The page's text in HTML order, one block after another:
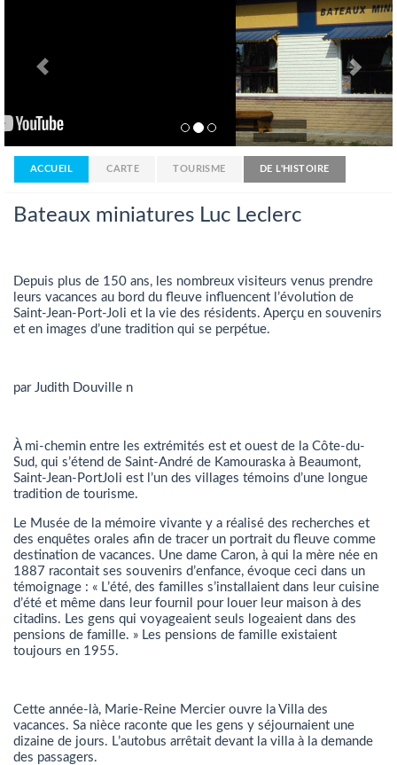
ACCUEIL CARTE TOURISME DE L'HISTOIRE
Bateaux miniatures Luc Leclerc
Depuis plus de 150 ans, les nombreux visiteurs venus prendre
leurs vacances au bord du fleuve influencent l’évolution de
Saint-Jean-Port-Joli et la vie des résidents. Aperçu en souvenirs
et en images d’une tradition qui se perpétue.
par Judith Douville n
À mi-chemin entre les extrémités est et ouest de la Côte-du-
Sud, qui s’étend de Saint-André de Kamouraska à Beaumont,
Saint-Jean-PortJoli est l’un des villages témoins d’une longue
tradition de tourisme.
Le Musée de la mémoire vivante y a réalisé des recherches et
des enquêtes orales afin de tracer un portrait du fleuve comme
destination de vacances. Une dame Caron, à qui la mère née en
1887 racontait ses souvenirs d’enfance, évoque ceci dans un
témoignage : « L’été, des familles s’installaient dans leur cuisine
d’été et même dans leur fournil pour louer leur maison à des
citadins. Les gens qui voyageaient seuls logeaient dans des
pensions de famille. » Les pensions de famille existaient
toujours en 1955.
Cette année-là, Marie-Reine Mercier ouvre la Villa des
vacances. Sa nièce raconte que les gens y séjournaient une
dizaine de jours. L’autobus arrêtait devant la villa à la demande
des passagers.